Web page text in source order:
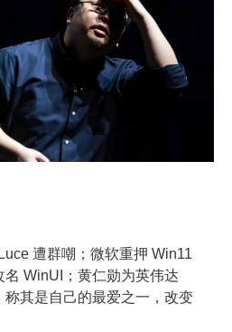
遭群嘲；微软重押 Win11
名 WinUI；黄仁勋为英伟达
其是自己的最爱之一，改变